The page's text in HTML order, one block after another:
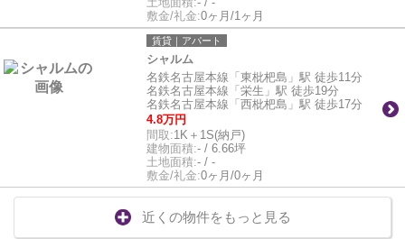
敷金/礼金:0ヶ月/1ヶ月
賃貸｜アパート
シャルム
名鉄名古屋本線「東枇杷島」駅 徒歩11分
名鉄名古屋本線「栄生」駅 徒歩19分
名鉄名古屋本線「西枇杷島」駅 徒歩17分
4.8万円
間取:1K＋1S(納戸)
建物面積:- / 6.66坪
土地面積:- / -
敷金/礼金:0ヶ月/0ヶ月
近くの物件をもっと見る